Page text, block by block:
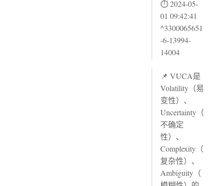
⏱ 2024-05-
01 09:42:41
^3300065651
-6-13994-
14004
📌 VUCA是
Volatility（易
变性）、
Uncertainty（
不确定
性）、
Complexity（
复杂性）、
Ambiguity（